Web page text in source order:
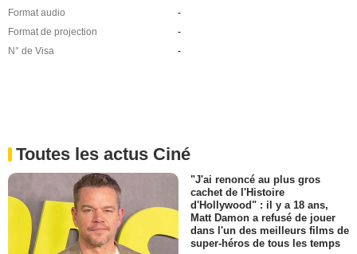
Format audio
-
Format de projection
-
N° de Visa
-
Toutes les actus Ciné
"J'ai renoncé au plus gros
cachet de l'Histoire
d'Hollywood" : il y a 18 ans,
Matt Damon a refusé de jouer
dans l'un des meilleurs films de
super-héros de tous les temps